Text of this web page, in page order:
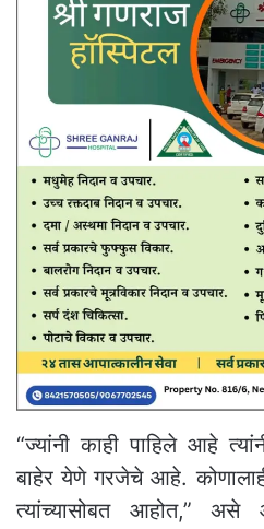
“ज्यांनी काही पाहिले आहे
बाहेर येणे गरजेचे आहे.
त्यांच्यासोबत आहोत,”